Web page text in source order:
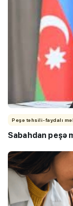
Peşə təhsili-faydalı
Sabahdan peşə